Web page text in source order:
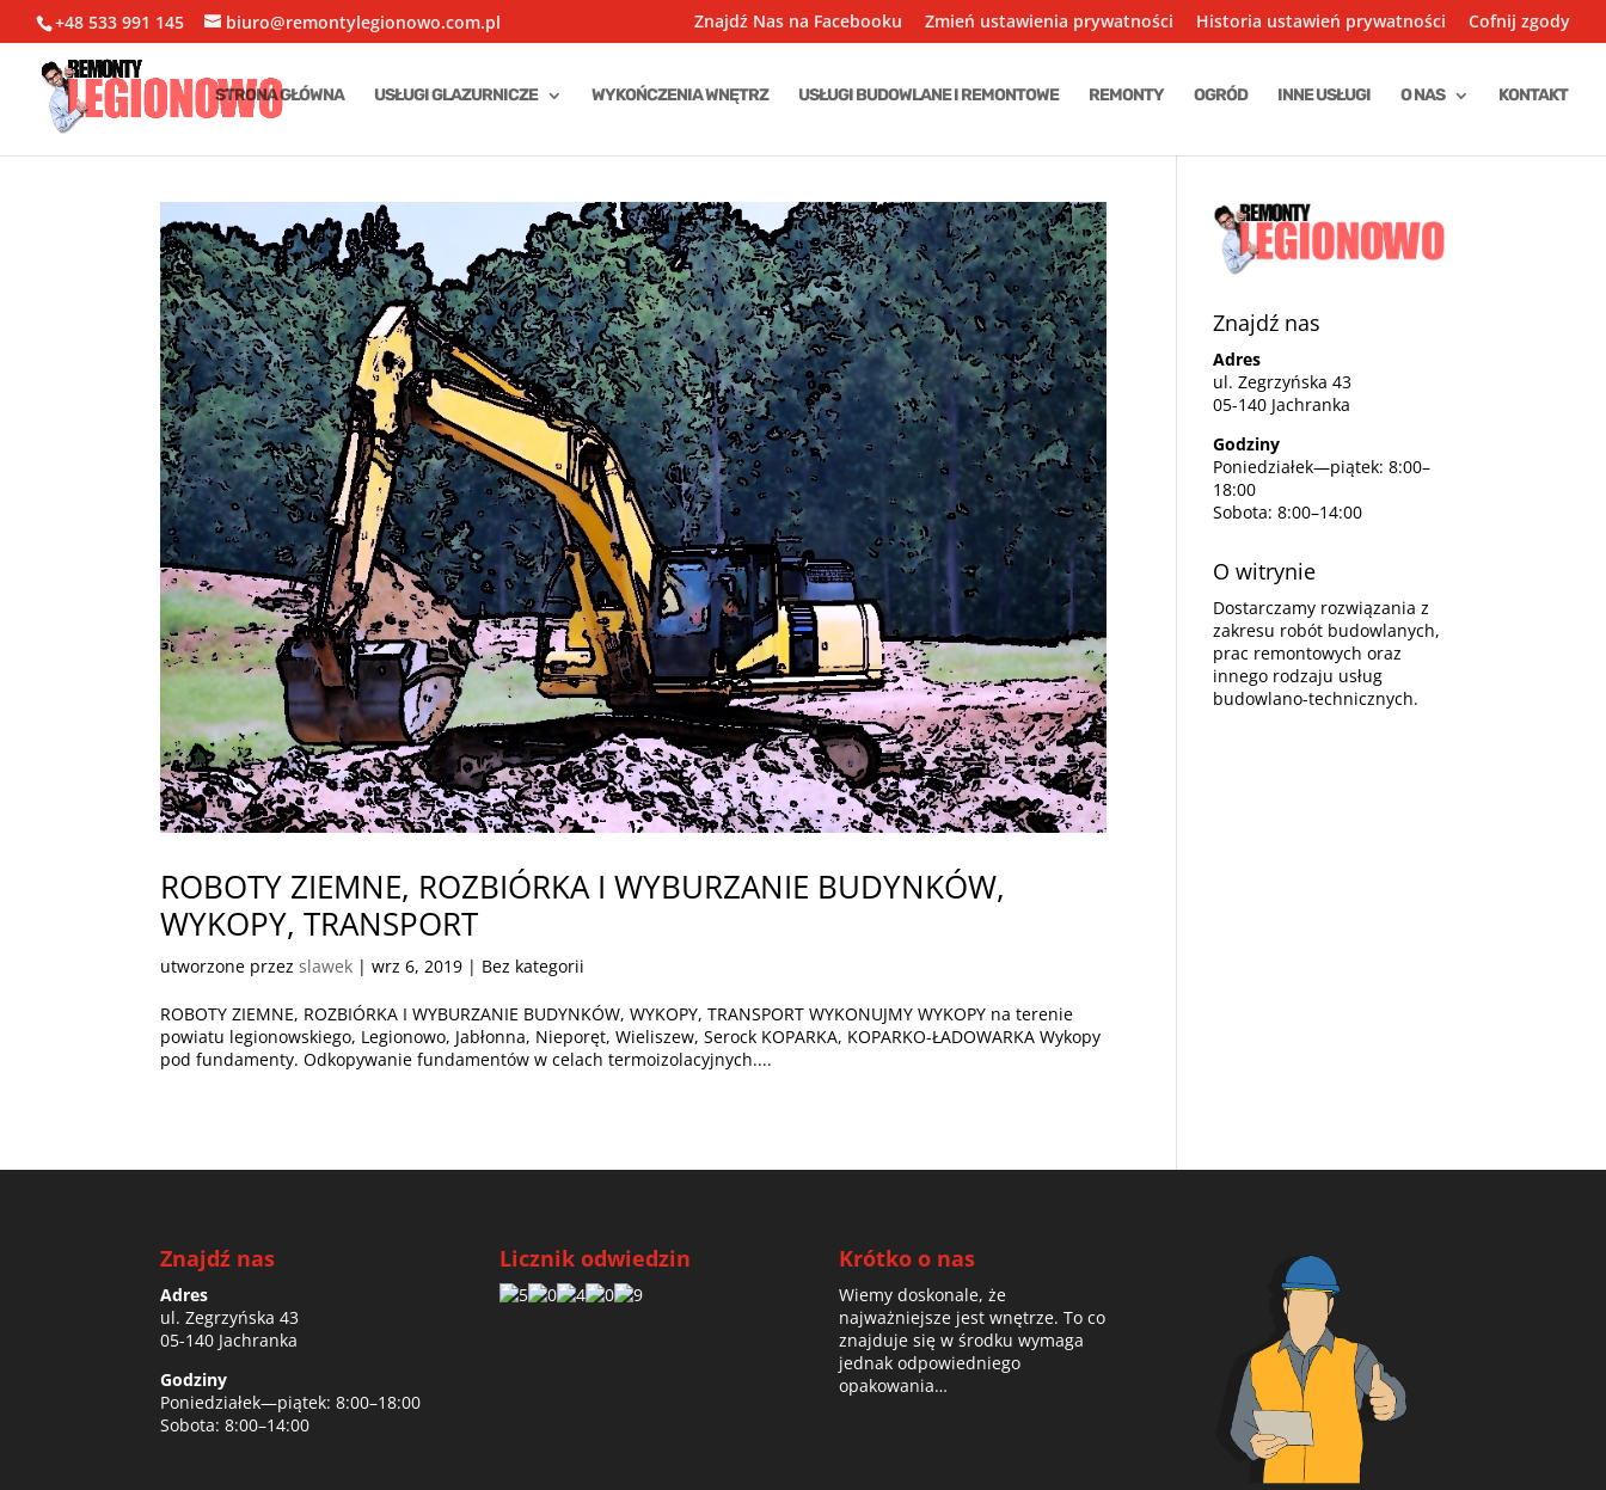
+48 533 991 145 biuro@remontylegionowo.com.pl Znajdź Nas na Facebooku Zmień ustawienia prywatności Historia ustawień prywatności Cofnij zgody
STRONA GŁÓWNA USŁUGI GLAZURNICZE WYKOŃCZENIA WNĘTRZ USŁUGI BUDOWLANE I REMONTOWE REMONTY OGRÓD INNE USŁUGI O NAS KONTAKT
ROBOTY ZIEMNE, ROZBIÓRKA I WYBURZANIE BUDYNKÓW,
WYKOPY, TRANSPORT
utworzone przezslawek |wrz 6, 2019 | Bez kategorii
ROBOTY ZIEMNE, ROZBIÓRKA I WYBURZANIE BUDYNKÓW, WYKOPY, TRANSPORT WYKONUJMY WYKOPY na terenie
powiatu legionowskiego, Legionowo, Jabłonna, Nieporęt, Wieliszew, Serock KOPARKA, KOPARKO-ŁADOWARKA Wykopy
pod fundamenty. Odkopywanie fundamentów w celach termoizolacyjnych....
Znajdź nas
Adres
ul. Zegrzyńska 43
05-140 Jachranka
Godziny
Poniedziałek—piątek: 8:00–
18:00
Sobota: 8:00–14:00
O witrynie
Dostarczamy rozwiązania z
zakresu robót budowlanych,
prac remontowych oraz
innego rodzaju usług
budowlano-technicznych.
Znajdź nas
Adres
ul. Zegrzyńska 43
05-140 Jachranka
Godziny
Poniedziałek—piątek: 8:00–18:00
Sobota: 8:00–14:00
Licznik odwiedzin Krótko o nas
Wiemy doskonale, że
najważniejsze jest wnętrze. To co
znajduje się w środku wymaga
jednak odpowiedniego
opakowania…